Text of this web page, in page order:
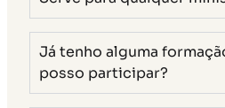
Já tenho alguma
posso participar?